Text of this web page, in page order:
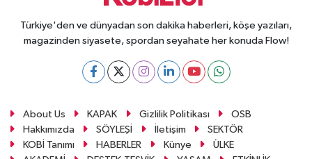
Türkiye'den ve dünyadan son dakika haberleri, köşe yazıları,
magazinden siyasete, spordan seyahate her konuda Flow!
About Us KAPAK Gizlilik Politikası
OSB
Hakkımızda
SÖYLEŞİ İletişim
SEKTÖR
KOBİ Tanımı
HABERLER Künye
ÜLKE